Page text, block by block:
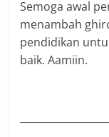
Semoga awal
menambah
pendidikan
baik. Aamiin.